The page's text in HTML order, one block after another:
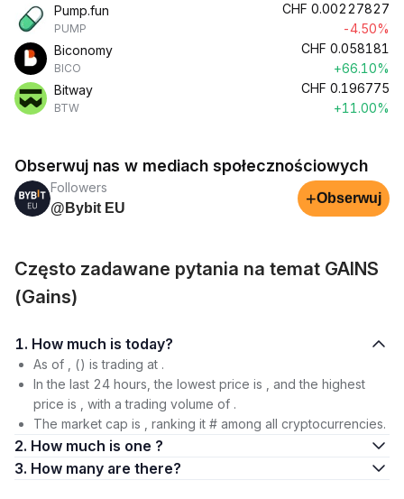
Pump.fun
PUMP
CHF 0.00227827
-4.50%
Biconomy
BICO
CHF 0.058181
+66.10%
Bitway
BTW
CHF 0.196775
+11.00%
Obserwuj nas w mediach społecznościowych
Followers
@Bybit EU
+Obserwuj
Często zadawane pytania na temat GAINS
(Gains)
1. How much is today?
As of , () is trading at .
In the last 24 hours, the lowest price is , and the highest
price is , with a trading volume of .
The market cap is , ranking it # among all cryptocurrencies.
2. How much is one ?
3. How many are there?